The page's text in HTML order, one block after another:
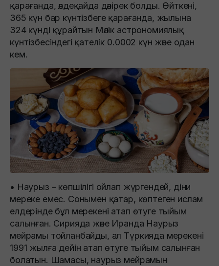
қарағанда, әлдеқайда дәлірек болды. Өйткені,
365 күн бар күнтізбеге қарағанда, жылына
324 күнді құрайтын Мәлік астрономиялық
күнтізбесіндегі қателік 0.0002 күн және одан
кем.
• Наурыз – көпшілігі ойлап жүргендей, діни
мереке емес. Сонымен қатар, көптеген ислам
елдерінде бұл мерекені атап өтуге тыйым
салынған. Сирияда және Иранда Наурыз
мейрамы тойланбайды, ал Түркияда мерекені
1991 жылға дейін атап өтуге тыйым салынған
болатын. Шамасы, наурыз мейрамын